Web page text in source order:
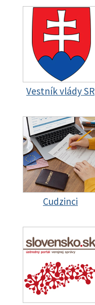
Vestník vlády SR
Cudzinci